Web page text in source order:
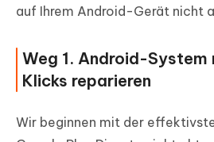
auf Ihrem Android-Gerät nicht
Weg 1. Android-System
Klicks reparieren
Wir beginnen mit der